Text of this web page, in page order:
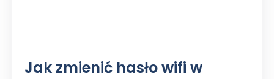
Jak zmienić hasło wifi w